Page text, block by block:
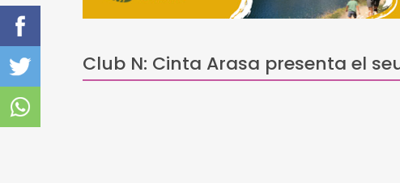
Club N: Cinta Arasa presenta el